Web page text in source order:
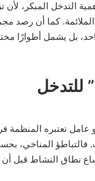
التدخل المبكر، لأن
كما أن رصد
بل يشمل أطوارًا
للتدخل
تعتبره المنظمة
فالتباطؤ المناخي،
نطاق النشاط قبل أن